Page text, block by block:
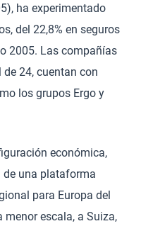
ha experimentado
del 22,8% en seguros
2005. Las compañías
24, cuentan con
los grupos Ergo y
económica,
una plataforma
para Europa del
menor escala, a Suiza,